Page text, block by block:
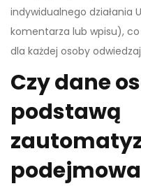
indywidualnego działania
komentarza lub wpisu),
dla każdej osoby
Czy dane
podstawą